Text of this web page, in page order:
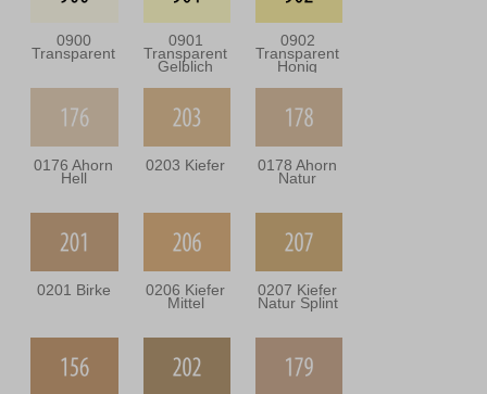
0900
Transparent
0901
Transparent
Gelblich
0902
Transparent
Honig
0176 Ahorn
Hell
0203 Kiefer 0178 Ahorn
Natur
0201 Birke 0206 Kiefer
Mittel
0207 Kiefer
Natur Splint